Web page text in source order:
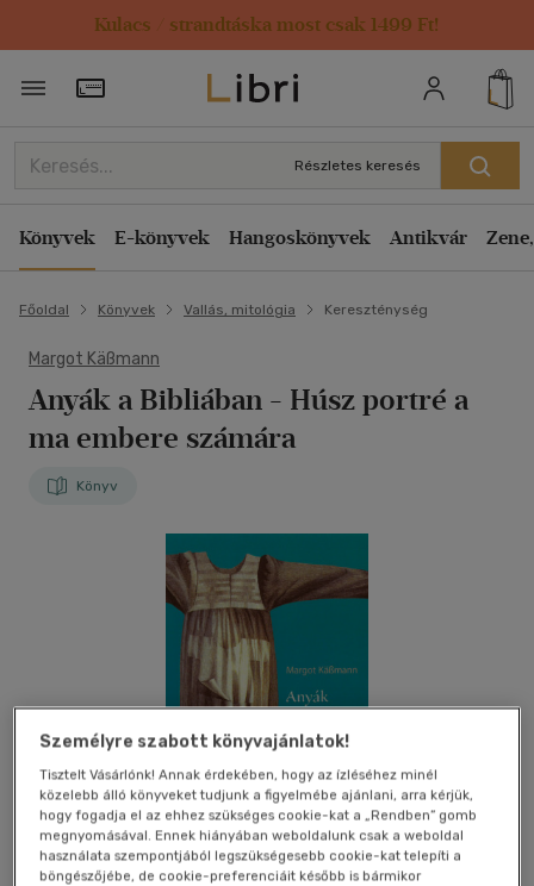
Kulacs / strandtáska most csak 1499 Ft!
Törzsvásárlói Kártya adatai
Részletes keresés
Könyvek E-könyvek Hangoskönyvek Antikvár
Főoldal Könyvek Vallás, mitológia Kereszténység
Margot Käßmann
Anyák a Bibliában - Húsz portré a
ma embere számára
Könyv
Személyre szabott könyvajánlatok!
Tisztelt Vásárlónk! Annak érdekében, hogy az ízléséhez minél
közelebb álló könyveket tudjunk a figyelmébe ajánlani, arra kérjük,
hogy fogadja el az ehhez szükséges cookie-kat a „Rendben” gomb
megnyomásával. Ennek hiányában weboldalunk csak a weboldal
használata szempontjából legszükségesebb cookie-kat telepíti a
böngészőjébe, de cookie-preferenciáit később is bármikor